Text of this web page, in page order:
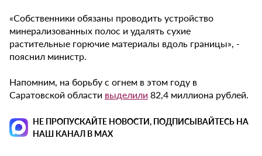
«Собственники обязаны проводить устройство
минерализованных полос и удалять сухие
растительные горючие материалы вдоль границы», -
пояснил министр.
Напомним, на борьбу с огнем в этом году в
Саратовской области выделили 82,4 миллиона рублей.
НЕ ПРОПУСКАЙТЕ НОВОСТИ, ПОДПИСЫВАЙТЕСЬ НА
НАШ КАНАЛ В MAX